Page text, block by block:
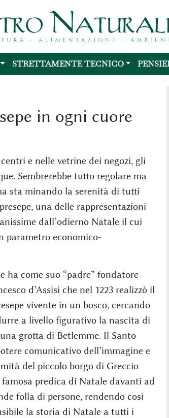
STRETTAMENTE TECNICO
in ogni cuore
e nelle vetrine dei negozi, gli
Sembrerebbe tutto regolare ma
sta minando la serenità di tutti
una delle rappresentazioni
dall’odierno Natale il cui
parametro economico-
ha come suo “padre” fondatore
d’Assisi che nel 1223 realizzò il
vivente in un bosco, cercando
a livello figurativo la nascita di
grotta di Betlemme. Il Santo
comunicativo dell’immagine e
del piccolo borgo di Greccio
predica di Natale davanti ad
folla di persone, rendendo così
la storia di Natale a tutti i